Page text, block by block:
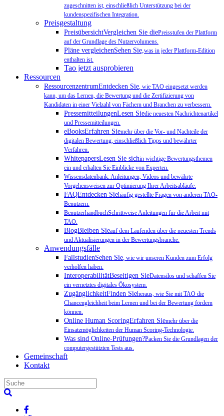
zugeschnitten ist, einschließlich Unterstützung bei der
kundenspezifischen Integration.
Preisgestaltung
PreisübersichtVergleichen Sie diePreisstufen der Plattform
auf der Grundlage des Nutzervolumens.
Pläne vergleichenSehen Sie,was in jeder Plattform-Edition
enthalten ist.
Tao jetzt ausprobieren
Ressourcen
RessourcenzentrumEntdecken Sie, wie TAO eingesetzt werden
kann, um das Lernen, die Bewertung und die Zertifizierung von
Kandidaten in einer Vielzahl von Fächern und Branchen zu verbessern.
PressemitteilungenLesen Siedie neuesten Nachrichtenartikel
und Pressemitteilungen.
eBooksErfahren Siemehr über die Vor- und Nachteile der
digitalen Bewertung, einschließlich Tipps und bewährter
Verfahren.
WhitepapersLesen Sie sichin wichtige Bewertungsthemen
ein und erhalten Sie Einblicke von Experten.
Wissensdatenbank: Anleitungen, Videos und bewährte
Vorgehensweisen zur Optimierung Ihrer Arbeitsabläufe.
FAQEntdecken Siehäufig gestellte Fragen von anderen TAO-
Benutzern.
BenutzerhandbuchSchrittweise Anleitungen für die Arbeit mit
TAO.
BlogBleiben Sieauf dem Laufenden über die neuesten Trends
und Aktualisierungen in der Bewertungsbranche.
Anwendungsfälle
FallstudienSehen Sie, wie wir unseren Kunden zum Erfolg
verholfen haben.
InteroperabilitätBeseitigen SieDatensilos und schaffen Sie
ein vernetztes digitales Ökosystem.
ZugänglichkeitFinden Sieheraus, wie Sie mit TAO die
Chancengleichheit beim Lernen und bei der Bewertung fördern
können.
Online Human ScoringErfahren Siemehr über die
Einsatzmöglichkeiten der Human Scoring-Technologie.
Was sind Online-Prüfungen?Packen Sie die Grundlagen der
computergestützten Tests aus.
Gemeinschaft
Kontakt